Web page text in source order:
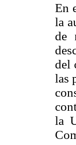
En
la
de
del
las
la